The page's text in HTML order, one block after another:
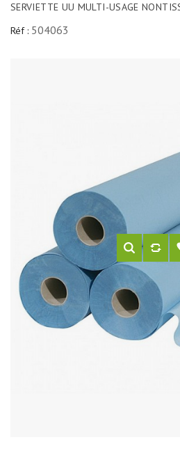
SERVIETTE UU MULTI-USAGE
Réf : 504063